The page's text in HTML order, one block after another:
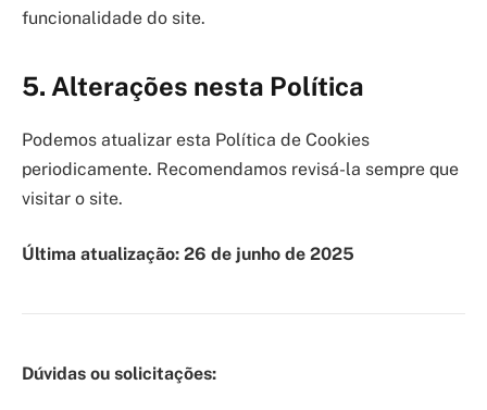
funcionalidade do site.
5. Alterações nesta Política
Podemos atualizar esta Política de Cookies
periodicamente. Recomendamos revisá-la sempre que
visitar o site.
Última atualização: 26 de junho de 2025
Dúvidas ou solicitações: